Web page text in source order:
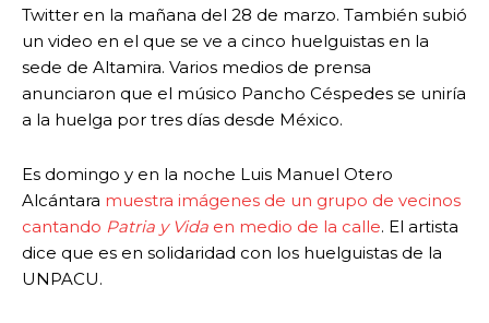
Twitter en la mañana del 28 de marzo. También subió
un video en el que se ve a cinco huelguistas en la
sede de Altamira. Varios medios de prensa
anunciaron que el músico Pancho Céspedes se uniría
a la huelga por tres días desde México.
Es domingo y en la noche Luis Manuel Otero
Alcántara muestra imágenes de un grupo de vecinos
cantando Patria y Vida en medio de la calle. El artista
dice que es en solidaridad con los huelguistas de la
UNPACU.